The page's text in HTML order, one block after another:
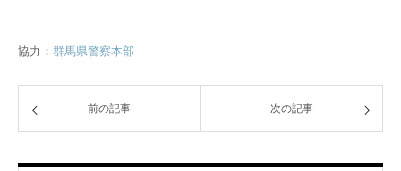
協力： 群馬県警察本部
前の記事 次の記事